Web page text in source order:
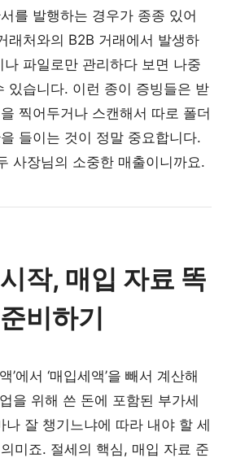
를 발행하는 경우가 종종 있어
래처와의 B2B 거래에서 발생하
파일로만 관리하다 보면 나중
있습니다. 이런 종이 증빙들은 받
찍어두거나 스캔해서 따로 폴더
들이는 것이 정말 중요합니다.
사장님의 소중한 매출이니까요.
작, 매입 자료 똑
비하기
’에서 ‘매입세액’을 빼서 계산해
을 위해 쓴 돈에 포함된 부가세
나 잘 챙기느냐에 따라 내야 할 세
미죠. 절세의 핵심, 매입 자료 준